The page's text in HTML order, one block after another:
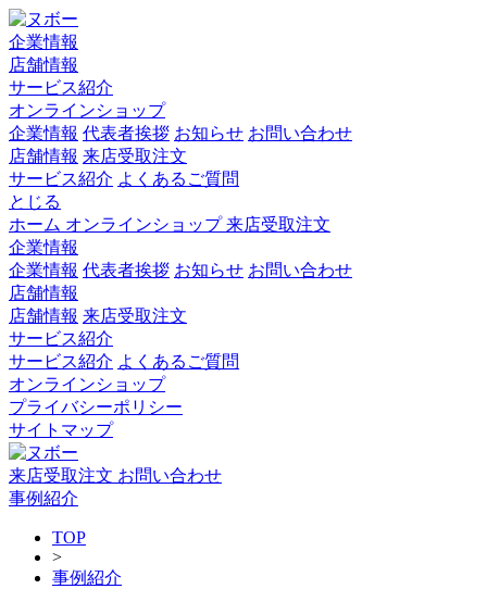
企業情報
店舗情報
サービス紹介
オンラインショップ
企業情報 代表者挨拶 お知らせ お問い合わせ
店舗情報 来店受取注文
サービス紹介 よくあるご質問
とじる
ホーム オンラインショップ来店受取注文
企業情報
企業情報 代表者挨拶 お知らせ お問い合わせ
店舗情報
店舗情報 来店受取注文
サービス紹介
サービス紹介 よくあるご質問
オンラインショップ
プライバシーポリシー
サイトマップ
来店受取注文 お問い合わせ
事例紹介
TOP
>
事例紹介